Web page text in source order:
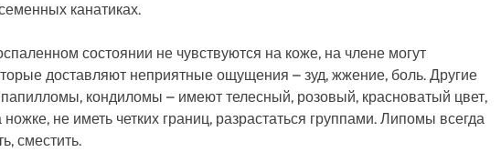
канатиках.
состоянии не чувствуются на коже, на члене могут
доставляют неприятные ощущения – зуд, жжение, боль. Другие
кондиломы – имеют телесный, розовый, красноватый цвет,
не иметь четких границ, разрастаться группами. Липомы всегда
сместить.